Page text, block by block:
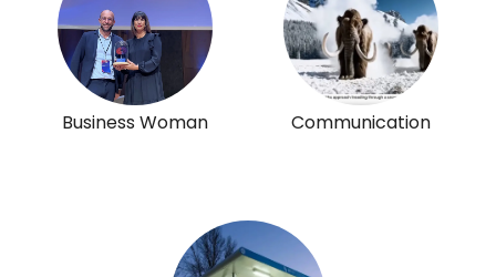
Business Woman Communication